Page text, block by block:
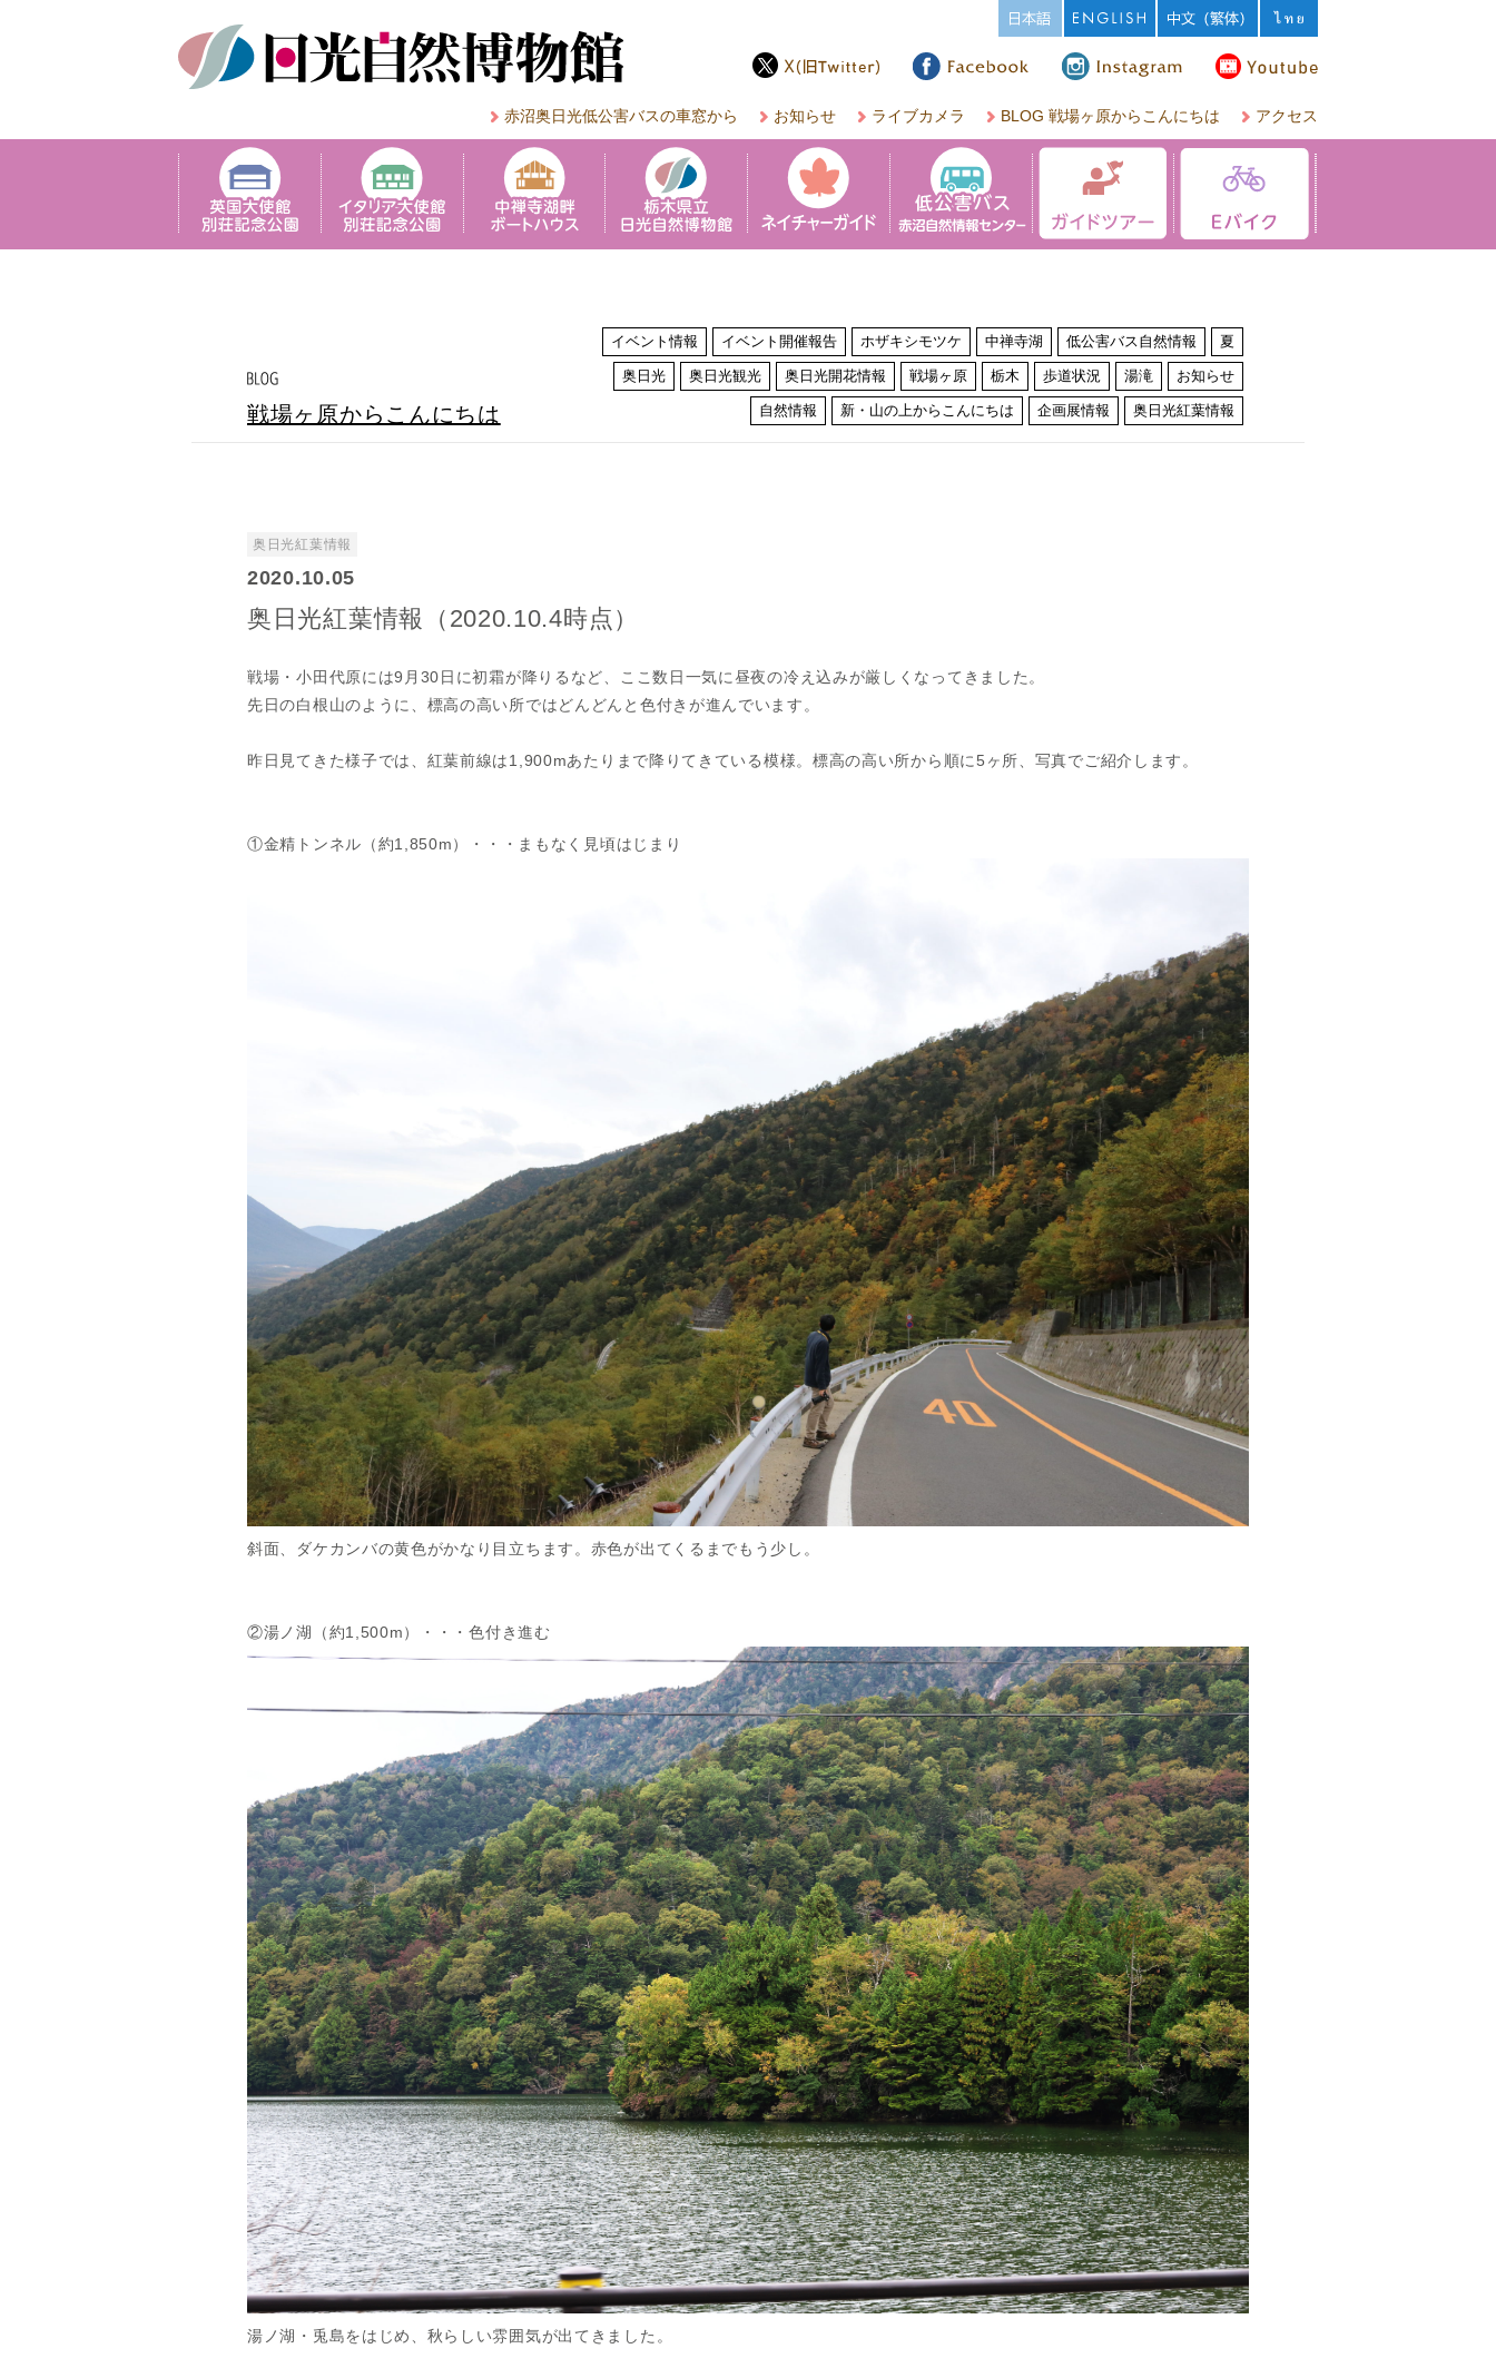
赤沼奥日光低公害バスの車窓から お知らせ ライブカメラ BLOG 戦場ヶ原からこんにちは アクセス
戦場ヶ原からこんにちは
イベント情報 イベント開催報告 ホザキシモツケ 中禅寺湖 低公害バス自然情報 夏
奥日光 奥日光観光 奥日光開花情報 戦場ヶ原 栃木 歩道状況 湯滝 お知らせ
自然情報 新・山の上からこんにちは 企画展情報 奥日光紅葉情報
奥日光紅葉情報
2020.10.05
奥日光紅葉情報（2020.10.4時点）
戦場・小田代原には9月30日に初霜が降りるなど、ここ数日一気に昼夜の冷え込みが厳しくなってきました。
先日の白根山のように、標高の高い所ではどんどんと色付きが進んでいます。
昨日見てきた様子では、紅葉前線は1,900mあたりまで降りてきている模様。標高の高い所から順に5ヶ所、写真でご紹介します。
①金精トンネル（約1,850m）・・・まもなく見頃はじまり
斜面、ダケカンバの黄色がかなり目立ちます。赤色が出てくるまでもう少し。
②湯ノ湖（約1,500m）・・・色付き進む
湯ノ湖・兎島をはじめ、秋らしい雰囲気が出てきました。